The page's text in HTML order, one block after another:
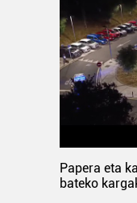
Papera eta
bateko